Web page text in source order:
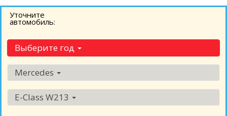
Уточните
автомобиль:
Выберите год
Mercedes
E-Class W213